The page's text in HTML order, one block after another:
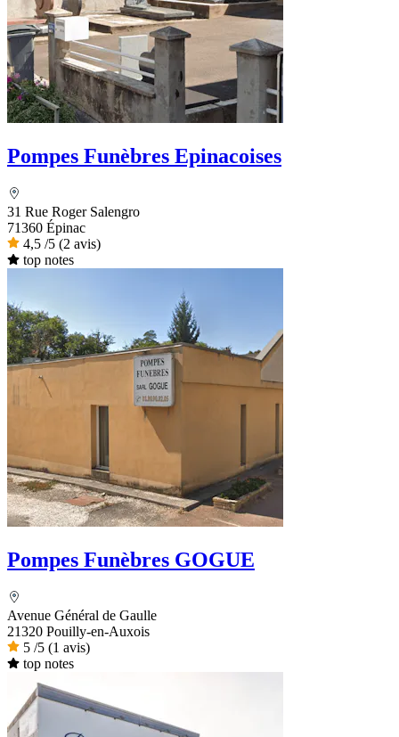
Pompes Funèbres Epinacoises
31 Rue Roger Salengro
71360 Épinac
4,5 /5 (2 avis)
top notes
Pompes Funèbres GOGUE
Avenue Général de Gaulle
21320 Pouilly-en-Auxois
5 /5 (1 avis)
top notes